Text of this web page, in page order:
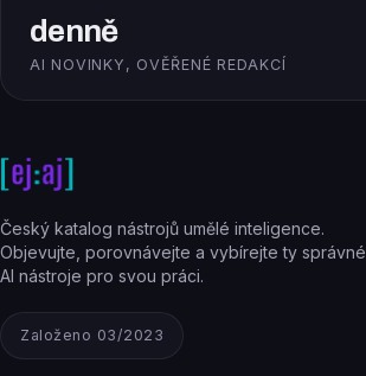
denně
AI NOVINKY, OVĚŘENÉ REDAKCÍ
Český katalog nástrojů umělé inteligence.
Objevujte, porovnávejte a vybírejte ty správné
AI nástroje pro svou práci.
Založeno 03/2023